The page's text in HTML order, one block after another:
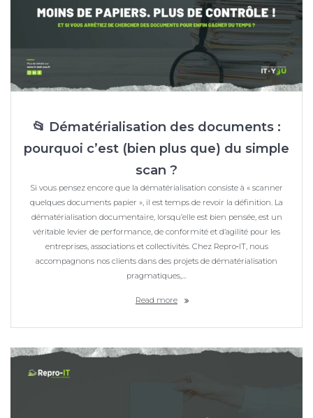
📂 Dématérialisation des documents :
pourquoi c’est (bien plus que) du simple
scan ?
Si vous pensez encore que la dématérialisation consiste à « scanner
quelques documents papier », il est temps de revoir la définition. La
dématérialisation documentaire, lorsqu’elle est bien pensée, est un
véritable levier de performance, de conformité et d’agilité pour les
entreprises, associations et collectivités. Chez Repro‑IT, nous
accompagnons nos clients dans des projets de dématérialisation
pragmatiques,…
Read more